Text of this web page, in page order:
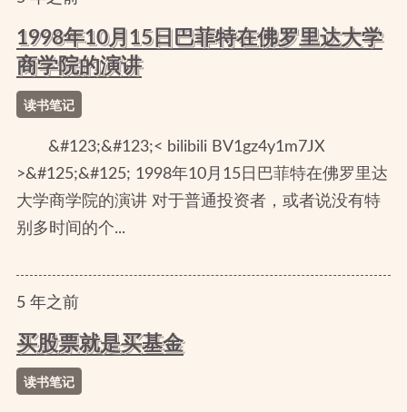
1998年10月15日巴菲特在佛罗里达大学
商学院的演讲
读书笔记
&#123;&#123;< bilibili BV1gz4y1m7JX
>&#125;&#125; 1998年10月15日巴菲特在佛罗里达
大学商学院的演讲 对于普通投资者，或者说没有特
别多时间的个...
5年之前
买股票就是买基金
读书笔记